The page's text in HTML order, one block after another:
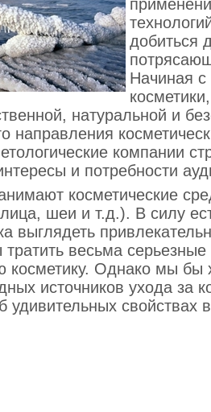
добиться
Начиная с
натуральной и
направления
компании
и потребности
косметические
шеи и т.д.). В силу
выглядеть
весьма
косметику. Однако мы бы
источников ухода за
удивительных свойствах